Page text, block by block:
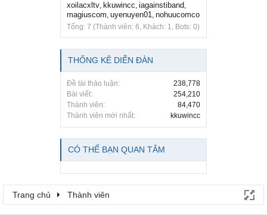
xoilacxltv, kkuwincc, iagainstiband,
magiuscom, uyenuyen01, nohuucomco
Tổng: 7 (Thành viên: 6, Khách: 1, Bots: 0)
THỐNG KÊ DIỄN ĐÀN
Đề tài thảo luận:
238,778
Bài viết:
254,210
Thành viên:
84,470
Thành viên mới nhất:
kkuwincc
CÓ THỂ BẠN QUAN TÂM
Trang chủ Thành viên